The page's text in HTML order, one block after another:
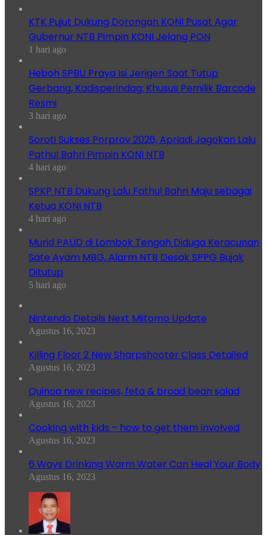
KTK Pujut Dukung Dorongan KONI Pusat Agar
Gubernur NTB Pimpin KONI Jelang PON
1 hari ago
Heboh SPBU Praya Isi Jerigen Saat Tutup
Gerbang, Kadisperindag: Khusus Pemilik Barcode
Resmi
3 hari ago
Soroti Sukses Porprov 2026, Apriadi Jagokan Lalu
Pathul Bahri Pimpin KONI NTB
4 hari ago
SPKP NTB Dukung Lalu Fathul Bahri Maju sebagai
Ketua KONI NTB
4 hari ago
Murid PAUD di Lombok Tengah Diduga Keracunan
Sate Ayam MBG, Alarm NTB Desak SPPG Bujak
Ditutup
5 hari ago
Nintendo Details Next Miitomo Update
Agustus 16, 2023
Killing Floor 2 New Sharpshooter Class Detailed
Agustus 16, 2023
Quinoa new recipes, feta & broad bean salad
Agustus 16, 2023
Cooking with kids – how to get them involved
Agustus 16, 2023
6 Ways Drinking Warm Water Can Heal Your Body
Agustus 16, 2023